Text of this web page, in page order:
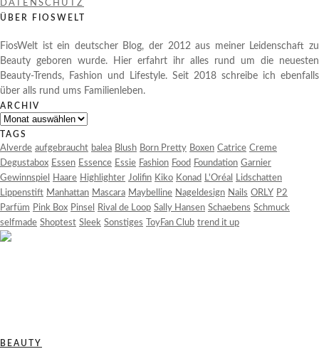
DATENSCHUTZ
ÜBER FIOSWELT
FiosWelt ist ein deutscher Blog, der 2012 aus meiner Leidenschaft zu
Beauty geboren wurde. Hier erfahrt ihr alles rund um die neuesten
Beauty-Trends, Fashion und Lifestyle. Seit 2018 schreibe ich ebenfalls
über alls rund ums Familienleben.
ARCHIV
Archiv
TAGS
Alverde aufgebraucht balea Blush Born Pretty Boxen Catrice Creme
Degustabox Essen Essence Essie Fashion Food Foundation Garnier
Gewinnspiel
Haare Highlighter Jolifin Kiko Konad L'Oréal
Lidschatten
Lippenstift Manhattan Mascara Maybelline Nageldesign Nails ORLY P2
Parfüm Pink Box Pinsel Rival de Loop Sally Hansen Schaebens Schmuck
selfmade Shoptest Sleek Sonstiges ToyFan Club trend it up
BEAUTY